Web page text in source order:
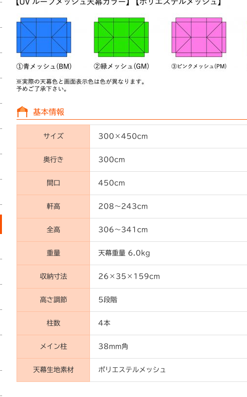
基本情報
サイズ 300×450cm
奥行き 300cm
間口 450cm
軒高 208～243cm
全高 306～341cm
重量 天幕重量 6.0kg
収納寸法 26×35×159cm
高さ調節 5段階
柱数 4本
メイン柱 38mm角
天幕生地素材 ポリエステルメッシュ